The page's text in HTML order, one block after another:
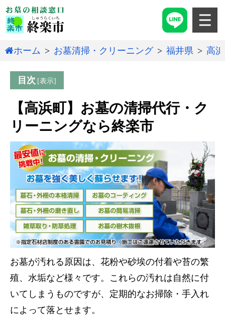
ホーム お墓清掃・クリーニング 福井県 高
目次
【高浜町】お墓の清掃代行・ク
リーニングなら終楽市
お墓が汚れる原因は、花粉や砂埃の付着や苔の繁
殖、水垢など様々です。これらの汚れは自然に付
いてしまうものですが、定期的なお掃除・手入れ
によって落とせます。